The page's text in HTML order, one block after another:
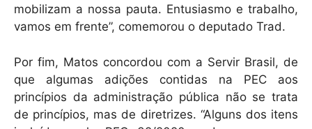
mobilizam a nossa pauta. Entusiasmo e trabalho,
vamos em frente”, comemorou o deputado Trad.
Por fim, Matos concordou com a Servir Brasil, de
que algumas adições contidas na PEC aos
princípios da administração pública não se trata
de princípios, mas de diretrizes. “Alguns dos itens